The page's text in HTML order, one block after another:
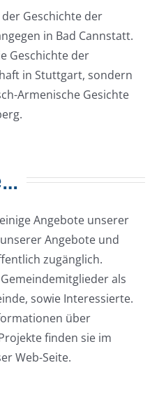
Geschichte der
in Bad Cannstatt.
Geschichte der
in Stuttgart, sondern
Armenische Gesichte
Angebote unserer
Angebote und
zugänglich.
als
sowie Interessierte.
über
finden sie im
Web-Seite.